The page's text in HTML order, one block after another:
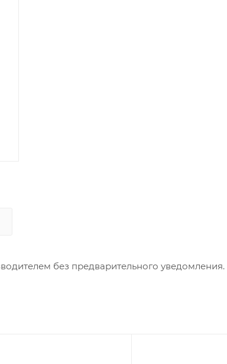
без предварительного уведомления.